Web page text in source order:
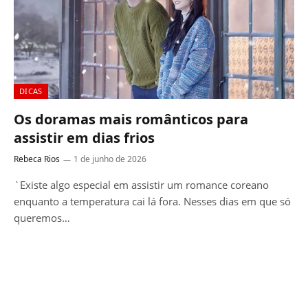
DICAS
Os doramas mais românticos para
assistir em dias frios
Rebeca Rios 1 de junho de 2026
`Existe algo especial em assistir um romance coreano
enquanto a temperatura cai lá fora. Nesses dias em que só
queremos…